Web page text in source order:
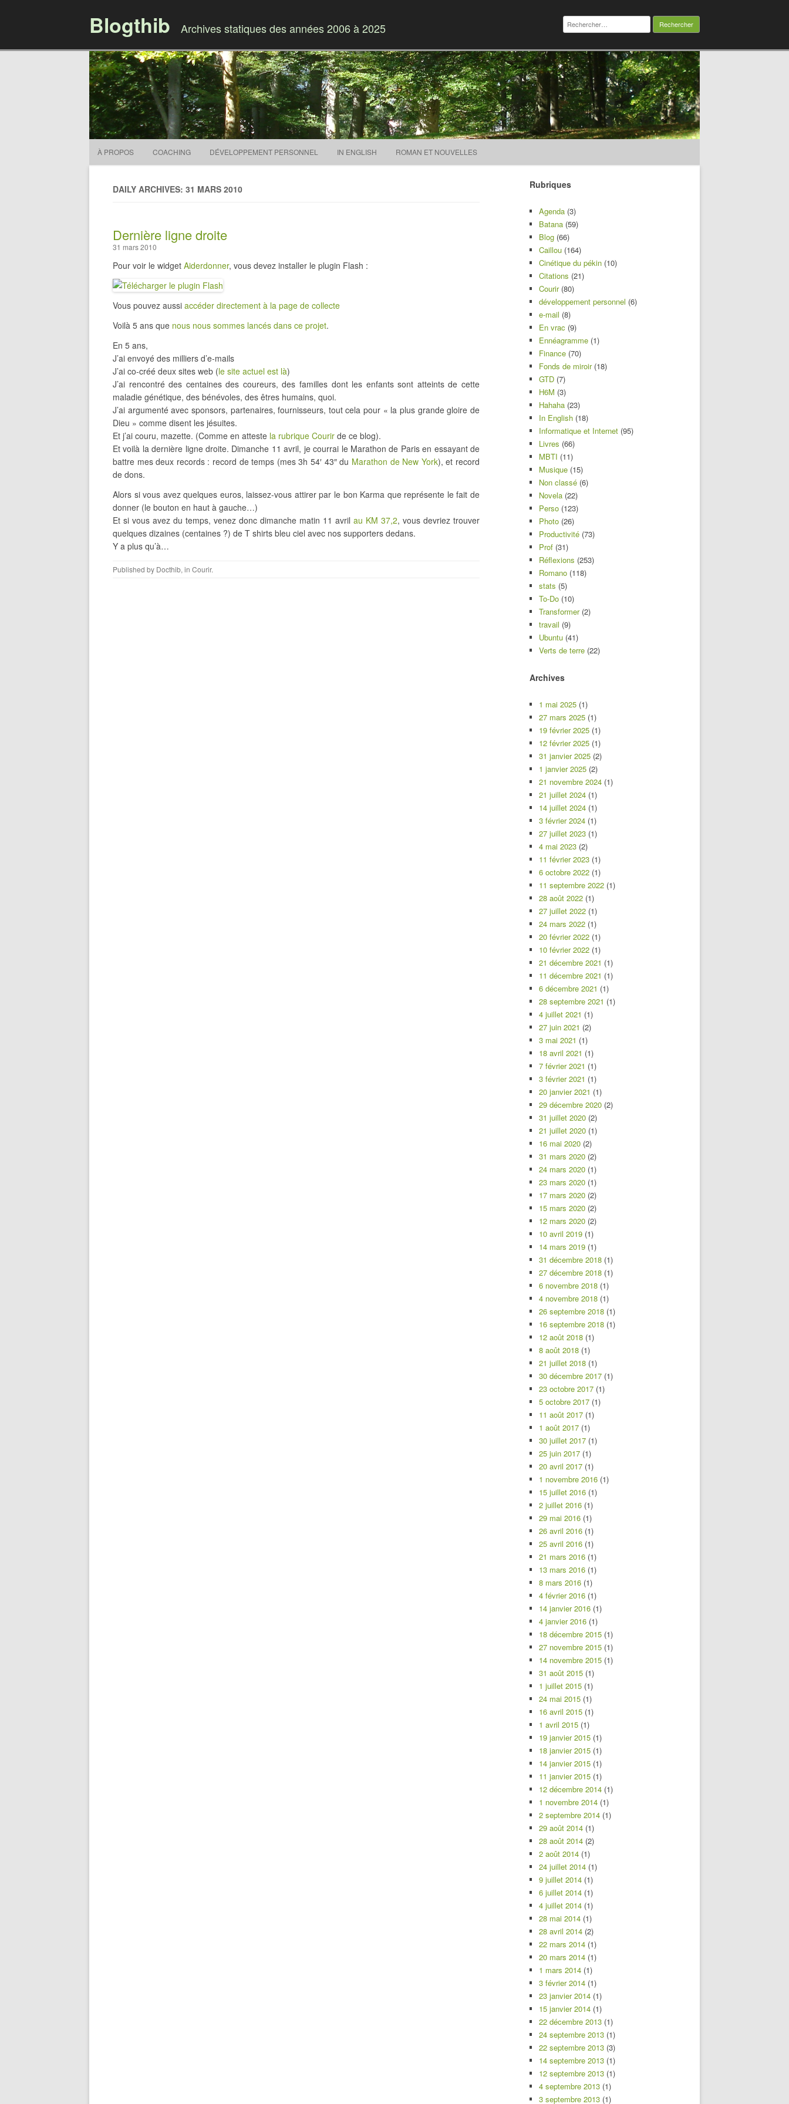
Blogthib Archives statiques des années 2006 à 2025
Rechercher :
À PROPOS COACHING DÉVELOPPEMENT PERSONNEL IN ENGLISH ROMAN ET NOUVELLES
DAILY ARCHIVES: 31 MARS 2010
Dernière ligne droite
31 mars 2010
Pour voir le widget Aiderdonner, vous devez installer le plugin Flash :
Vous pouvez aussi accéder directement à la page de collecte
Voilà 5 ans que nous nous sommes lancés dans ce projet.
En 5 ans,
J’ai envoyé des milliers d’e-mails
J’ai co-créé deux sites web (le site actuel est là)
J’ai rencontré des centaines des coureurs, des familles dont les enfants sont atteints de cette
maladie génétique, des bénévoles, des êtres humains, quoi.
J’ai argumenté avec sponsors, partenaires, fournisseurs, tout cela pour « la plus grande gloire de
Dieu » comme disent les jésuites.
Et j’ai couru, mazette. (Comme en atteste la rubrique Courir de ce blog).
Et voilà la dernière ligne droite. Dimanche 11 avril, je courrai le Marathon de Paris en essayant de
battre mes deux records : record de temps (mes 3h 54′ 43″ du Marathon de New York), et record
de dons.
Alors si vous avez quelques euros, laissez-vous attirer par le bon Karma que représente le fait de
donner (le bouton en haut à gauche…)
Et si vous avez du temps, venez donc dimanche matin 11 avril au KM 37,2, vous devriez trouver
quelques dizaines (centaines ?) de T shirts bleu ciel avec nos supporters dedans.
Y a plus qu’à…
Published by Docthib, in Courir.
Rubriques
Agenda (3)
Batana (59)
Blog (66)
Caillou (164)
Cinétique du pékin (10)
Citations (21)
Courir(80)
développement personnel (6)
e-mail (8)
En vrac (9)
Ennéagramme (1)
Finance (70)
Fonds de miroir(18)
GTD (7)
H6M (3)
Hahaha (23)
In English (18)
Informatique et Internet (95)
Livres (66)
MBTI (11)
Musique (15)
Non classé (6)
Novela (22)
Perso (123)
Photo (26)
Productivité (73)
Prof (31)
Réflexions (253)
Romano (118)
stats (5)
To-Do (10)
Transformer(2)
travail (9)
Ubuntu (41)
Verts de terre (22)
Archives
1 mai 2025 (1)
27 mars 2025 (1)
19 février 2025 (1)
12 février 2025 (1)
31 janvier 2025 (2)
1 janvier 2025 (2)
21 novembre 2024 (1)
21 juillet 2024 (1)
14 juillet 2024 (1)
3 février 2024 (1)
27 juillet 2023 (1)
4 mai 2023 (2)
11 février 2023 (1)
6 octobre 2022 (1)
11 septembre 2022 (1)
28 août 2022 (1)
27 juillet 2022 (1)
24 mars 2022 (1)
20 février 2022 (1)
10 février 2022 (1)
21 décembre 2021 (1)
11 décembre 2021 (1)
6 décembre 2021 (1)
28 septembre 2021 (1)
4 juillet 2021 (1)
27 juin 2021 (2)
3 mai 2021 (1)
18 avril 2021 (1)
7 février 2021 (1)
3 février 2021 (1)
20 janvier 2021 (1)
29 décembre 2020 (2)
31 juillet 2020 (2)
21 juillet 2020 (1)
16 mai 2020 (2)
31 mars 2020 (2)
24 mars 2020 (1)
23 mars 2020 (1)
17 mars 2020 (2)
15 mars 2020 (2)
12 mars 2020 (2)
10 avril 2019 (1)
14 mars 2019 (1)
31 décembre 2018 (1)
27 décembre 2018 (1)
6 novembre 2018 (1)
4 novembre 2018 (1)
26 septembre 2018 (1)
16 septembre 2018 (1)
12 août 2018 (1)
8 août 2018 (1)
21 juillet 2018 (1)
30 décembre 2017 (1)
23 octobre 2017 (1)
5 octobre 2017 (1)
11 août 2017 (1)
1 août 2017 (1)
30 juillet 2017 (1)
25 juin 2017 (1)
20 avril 2017 (1)
1 novembre 2016 (1)
15 juillet 2016 (1)
2 juillet 2016 (1)
29 mai 2016 (1)
26 avril 2016 (1)
25 avril 2016 (1)
21 mars 2016 (1)
13 mars 2016 (1)
8 mars 2016 (1)
4 février 2016 (1)
14 janvier 2016 (1)
4 janvier 2016 (1)
18 décembre 2015 (1)
27 novembre 2015 (1)
14 novembre 2015 (1)
31 août 2015 (1)
1 juillet 2015 (1)
24 mai 2015 (1)
16 avril 2015 (1)
1 avril 2015 (1)
19 janvier 2015 (1)
18 janvier 2015 (1)
14 janvier 2015 (1)
11 janvier 2015 (1)
12 décembre 2014 (1)
1 novembre 2014 (1)
2 septembre 2014 (1)
29 août 2014 (1)
28 août 2014 (2)
2 août 2014 (1)
24 juillet 2014 (1)
9 juillet 2014 (1)
6 juillet 2014 (1)
4 juillet 2014 (1)
28 mai 2014 (1)
28 avril 2014 (2)
22 mars 2014 (1)
20 mars 2014 (1)
1 mars 2014 (1)
3 février 2014 (1)
23 janvier 2014 (1)
15 janvier 2014 (1)
22 décembre 2013 (1)
24 septembre 2013 (1)
22 septembre 2013 (3)
14 septembre 2013 (1)
12 septembre 2013 (1)
4 septembre 2013 (1)
3 septembre 2013 (1)